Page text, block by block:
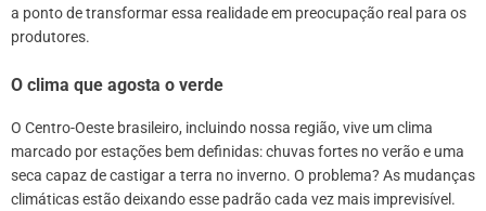
a ponto de transformar essa realidade em preocupação real para os
produtores.
O clima que agosta o verde
O Centro-Oeste brasileiro, incluindo nossa região, vive um clima
marcado por estações bem definidas: chuvas fortes no verão e uma
seca capaz de castigar a terra no inverno. O problema? As mudanças
climáticas estão deixando esse padrão cada vez mais imprevisível.